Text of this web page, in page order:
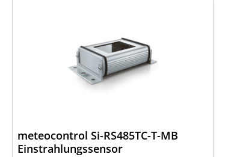
meteocontrol Si-RS485TC-T-MB
Einstrahlungssensor